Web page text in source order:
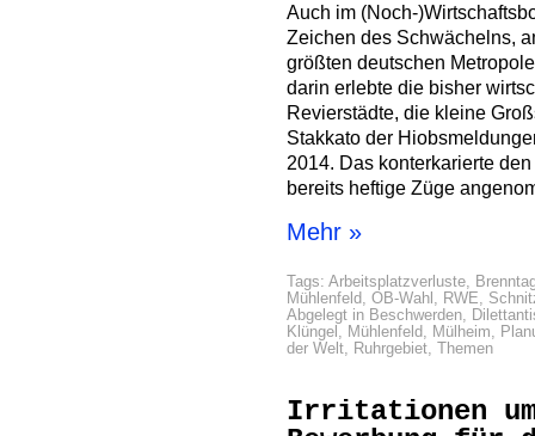
Auch im (Noch-
Zeichen des Schwächelns,
größten deutschen
darin erlebte die bisher
Revierstädte, die kleine
Stakkato der
2014. Das konterkarierte
bereits heftige Züge
Mehr »
Tags: Arbeitsplatzverluste,
Mühlenfeld, OB-Wahl , RWE,
Abgelegt in Beschwerden,
Klüngel , Mühlenfeld, Mülheim,
der Welt, Ruhrgebiet, Themen
Irritationen um